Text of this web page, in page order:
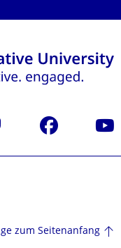
Facebook
zum Seitenanfang